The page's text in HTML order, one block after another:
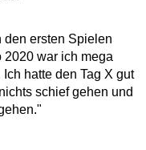
den ersten Spielen
2020 war ich mega
hatte den Tag X gut
schief gehen und